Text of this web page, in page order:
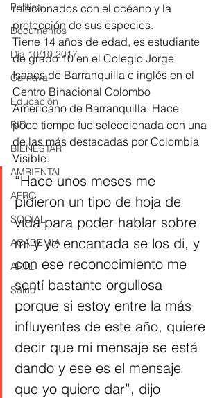
Política
Documentos
Día 10/10 2017
Carnaval
Educación
BID
BIENESTAR
AMBIENTAL
AFRO
SOCIAL
ACADEMIA
ARTE
Salud
relacionados con el océano y la
protección de sus especies.
Tiene 14 años de edad, es estudiante
de grado 10 en el Colegio Jorge
Isaacs de Barranquilla e inglés en el
Centro Binacional Colombo
Americano de Barranquilla. Hace
poco tiempo fue seleccionada con una
de las más destacadas por Colombia
Visible.
“Hace unos meses me
pidieron un tipo de hoja de
vida para poder hablar sobre
mí y yo encantada se los di, y
con ese reconocimiento me
sentí bastante orgullosa
porque si estoy entre la más
influyentes de este año, quiere
decir que mi mensaje se está
dando y ese es el mensaje
que yo quiero dar”, dijo